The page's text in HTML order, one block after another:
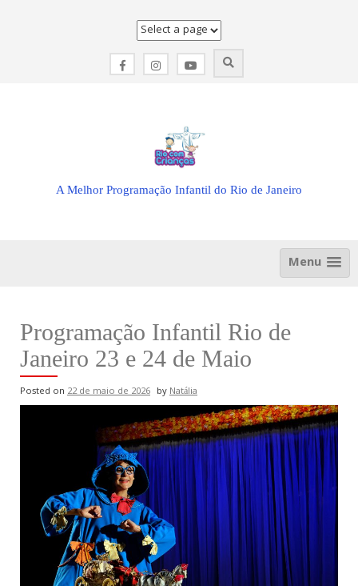
A Melhor Programação Infantil do Rio de Janeiro
Menu
Programação Infantil Rio de
Janeiro 23 e 24 de Maio
Posted on 22 de maio de 2026 byNatália